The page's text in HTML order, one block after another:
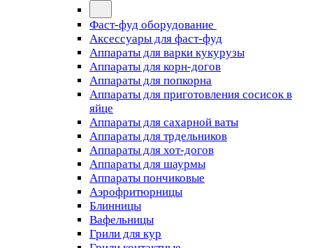
Фаст-фуд оборудование
Аксессуары для фаст-фуд
Аппараты для варки кукурузы
Аппараты для корн-догов
Аппараты для попкорна
Аппараты для приготовления сосисок в
яйце
Аппараты для сахарной ваты
Аппараты для трдельников
Аппараты для хот-догов
Аппараты для шаурмы
Аппараты пончиковые
Аэрофритюрницы
Блинницы
Вафельницы
Грили для кур